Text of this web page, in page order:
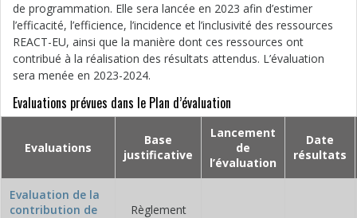
de programmation. Elle sera lancée en 2023 afin d’estimer
l’efficacité, l’efficience, l’incidence et l’inclusivité des ressources
REACT-EU, ainsi que la manière dont ces ressources ont
contribué à la réalisation des résultats attendus. L’évaluation
sera menée en 2023-2024.
Evaluations prévues dans le Plan d’évaluation
Evaluations
Base
justificative
Lancement
de
l’évaluation
Date
résultats
Evaluation de la
contribution de
Règlement